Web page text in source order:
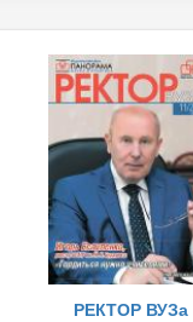
РЕКТОР ВУЗа